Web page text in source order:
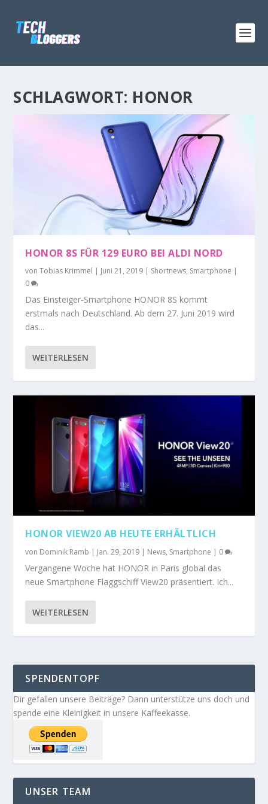
SCHLAGWORT: HONOR
HONOR 8S FÜR 129 EURO BEI ALDI NORD
vonTobias Krimmel | Juni 21, 2019 | Shortnews, Smartphone |
0
Das Einsteiger-Smartphone HONOR 8S kommt
erstmals nach Deutschland. Ab dem 27. Juni 2019 wird
das...
WEITERLESEN
HONOR VIEW20 AB HEUTE ERHÄLTLICH
von Dominik Ramb | Jan. 29, 2019 | News, Smartphone | 0
Vergangene Woche hat HONOR in Paris global das
neue Smartphone Flaggschiff View20 präsentiert. Ich...
WEITERLESEN
SPENDENTOPF
Dir gefallen unsere Beiträge? Dann unterstütze uns doch und
spende eine Kleinigkeit in unsere Kaffeekasse.
UNSER TEAM